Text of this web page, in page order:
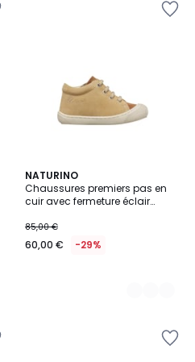
NATURINO
Chaussures premiers pas en
cuir avec fermeture éclair
85,00 €
60,00 € -29%
3
Couleurs